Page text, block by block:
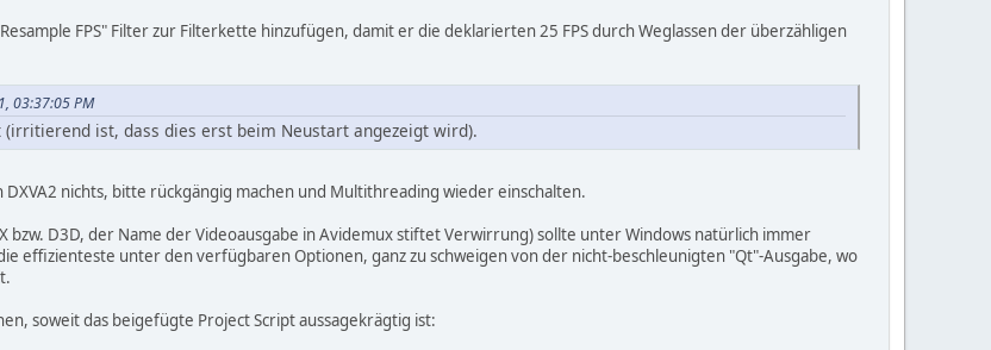
FPS" Filter zur Filterkette hinzufügen, damit er die deklarierten 25 FPS durch Weglassen der überzähligen
03:37:05 PM
(irritierend ist, dass dies erst beim Neustart angezeigt wird).
nichts, bitte rückgängig machen und Multithreading wieder einschalten.
bzw. D3D, der Name der Videoausgabe in Avidemux stiftet Verwirrung) sollte unter Windows natürlich immer
effizienteste unter den verfügbaren Optionen, ganz zu schweigen von der nicht-beschleunigten "Qt"-Ausgabe, wo
soweit das beigefügte Project Script aussagekrägtig ist: